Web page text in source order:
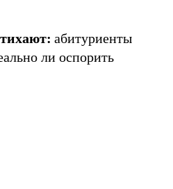
абитуриенты
ли оспорить